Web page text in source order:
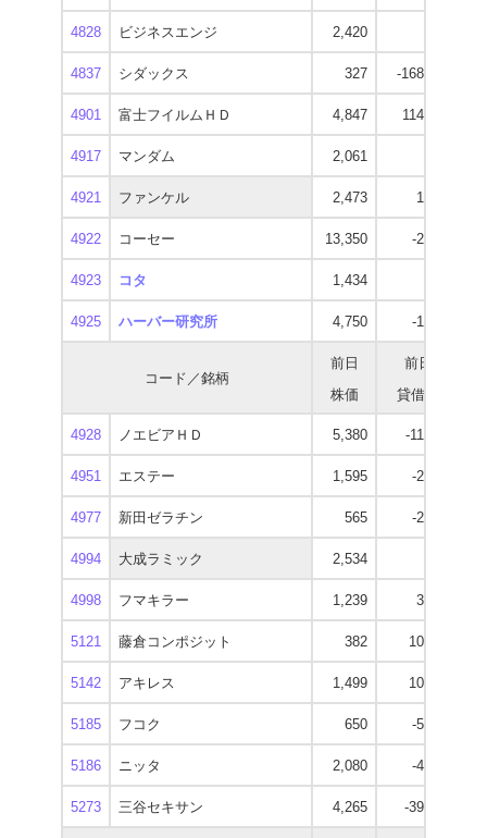
4828 ビジネスエンジ 2,420
4837 シダックス 327 -168,400
4901 富士フイルムＨＤ 4,847 114,600
4917 マンダム 2,061
4921 ファンケル 2,473 1,200
4922 コーセー 13,350 -2,700
4923 コタ 1,434
4925 ハーバー研究所 4,750 -1,000
コード／銘柄
前日
株価
前日
貸借残
4928 ノエビアＨＤ 5,380 -11,300
4951 エステー 1,595 -2,000
4977 新田ゼラチン 565 -2,700
4994 大成ラミック 2,534
4998 フマキラー 1,239 3,600
5121 藤倉コンポジット 382 10,300
5142 アキレス 1,499 10,900
5185 フコク 650 -5,300
5186 ニッタ 2,080 -4,400
5273 三谷セキサン 4,265 -39,300